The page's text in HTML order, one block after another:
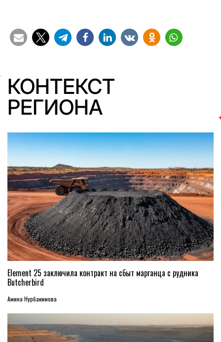
КОНТЕКСТ
РЕГИОНА
Element 25 заключила контракт на сбыт марганца с рудника
Butcherbird
Амина Нурбакимова